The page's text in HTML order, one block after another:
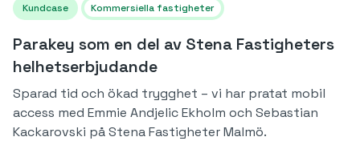
Kundcase Kommersiella fastigheter
Parakey som en del av Stena Fastigheters
helhetserbjudande
Sparad tid och ökad trygghet – vi har pratat mobil
access med Emmie Andjelic Ekholm och Sebastian
Kackarovski på Stena Fastigheter Malmö.